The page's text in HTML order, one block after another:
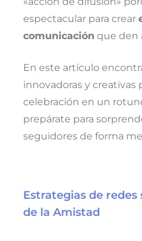
espectacular para crear
comunicación que den
En este artículo
innovadoras y creativas
celebración en un
prepárate para
seguidores de forma
Estrategias de redes
de la Amistad